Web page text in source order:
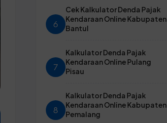
6
Cek Kalkulator Denda Pajak
Kendaraan Online Kabupaten
Bantul
7
Kalkulator Denda Pajak
Kendaraan Online Pulang
Pisau
8
Kalkulator Denda Pajak
Kendaraan Online Kabupaten
Pemalang